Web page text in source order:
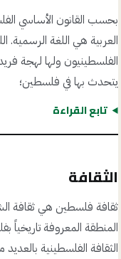
بحسب القانون الأساسي
العربية هي اللغة الرسمية.
الفلسطينيون ولها لهجة
يتحدث بها في فلسطين؛
تابع القراءة
الثقافة
ثقافة فلسطين هي ثقافة
المنطقة المعروفة تاريخياً
الثقافة الفلسطينية بالعديد